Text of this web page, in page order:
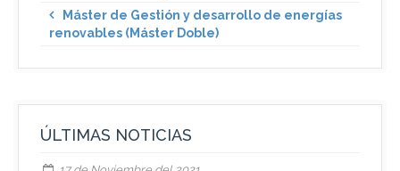
Máster de Gestión y desarrollo de energías
renovables (Máster Doble)
ÚLTIMAS NOTICIAS